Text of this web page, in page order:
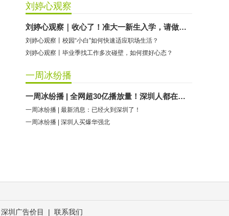
刘婷心观察
刘婷心观察｜收心了！准大一新生入学，请做好这些准备
刘婷心观察丨校园“小白”如何快速适应职场生活？
刘婷心观察丨毕业季找工作多次碰壁，如何摆好心态？
一周冰纷播
一周冰纷播 | 全网超30亿播放量！深圳人都在模仿……
一周冰纷播 | 最新消息：已经火到深圳了！
一周冰纷播 | 深圳人买爆华强北
深圳广告价目 | 联系我们